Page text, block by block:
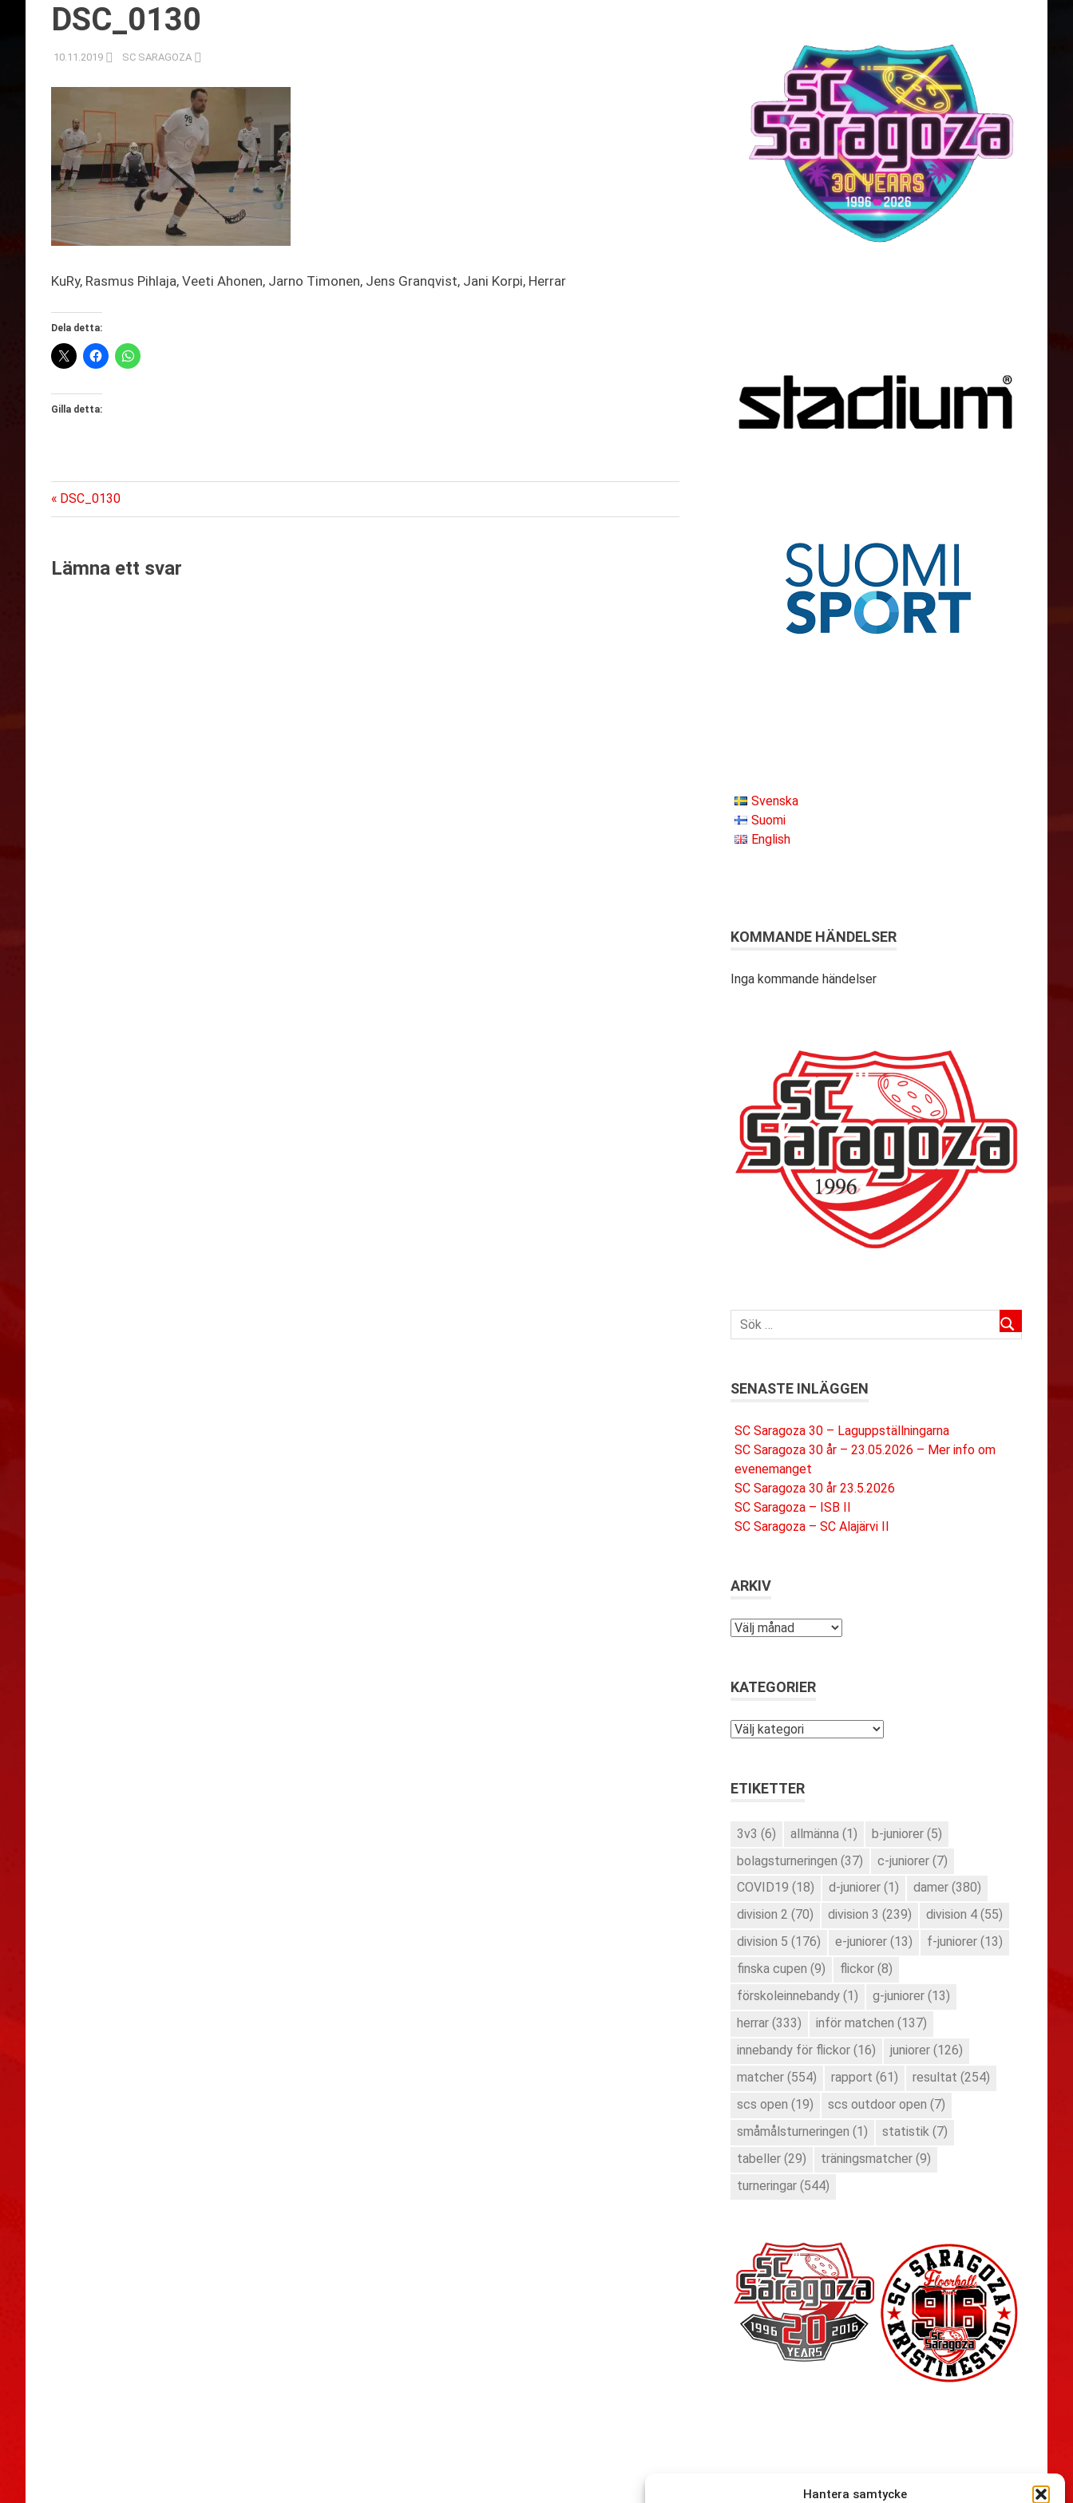
Hantera samtycke
DSC_0130
10.11.2019 SC SARAGOZA
KuRy, Rasmus Pihlaja, Veeti Ahonen, Jarno Timonen, Jens Granqvist, Jani Korpi, Herrar
Dela detta:
Gilla detta:
Inläggsnavigering
Föregående
inlägg:
DSC_0130
Lämna ett svar
Svenska
Suomi
English
KOMMANDE HÄNDELSER
Inga kommande händelser
SENASTE INLÄGGEN
SC Saragoza 30 – Laguppställningarna
SC Saragoza 30 år – 23.05.2026 – Mer info om
evenemanget
SC Saragoza 30 år 23.5.2026
SC Saragoza – ISB II
SC Saragoza – SC Alajärvi II
ARKIV
Arkiv
KATEGORIER
Kategorier
ETIKETTER
3v3 (6) allmänna (1) b-juniorer (5)
bolagsturneringen (37) c-juniorer (7)
COVID19 (18) d-juniorer (1) damer (380)
division 2 (70) division 3 (239) division 4 (55)
division 5 (176) e-juniorer (13) f-juniorer (13)
finska cupen (9) flickor (8)
förskoleinnebandy (1) g-juniorer (13)
herrar (333) inför matchen (137)
innebandy för flickor (16) juniorer (126)
matcher (554) rapport (61) resultat (254)
scs open (19) scs outdoor open (7)
småmålsturneringen (1) statistik (7)
tabeller (29) träningsmatcher (9)
turneringar (544)